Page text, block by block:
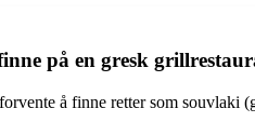
på en gresk
å finne retter som